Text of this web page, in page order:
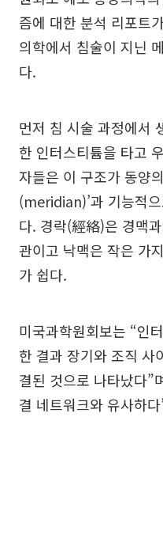
즘에 대한 분석 리포트
의학에서 침술이 지닌
다.
먼저 침 시술 과정에서
한 인터스티튬을 타고
자들은 이 구조가 동양
(meridian)’과 기능적
다. 경락(經絡)은 경맥
관이고 낙맥은 작은 가
가 쉽다.
미국과학원회보는 “인
한 결과 장기와 조직 사
결된 것으로 나타났다”
결 네트워크와 유사하